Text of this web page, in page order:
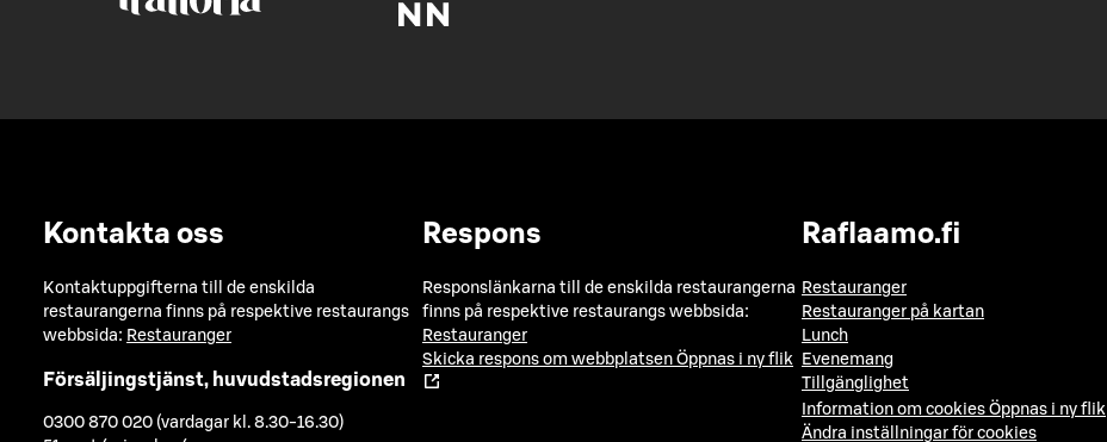
Kontakta oss
Kontaktuppgifterna till de enskilda
restaurangerna finns på respektive restaurangs
webbsida: Restauranger
Försäljingstjänst, huvudstadsregionen
0300 870 020 (vardagar kl. 8.30-16.30)
Respons
Responslänkarna till de enskilda restaurangerna
finns på respektive restaurangs webbsida:
Restauranger
Skicka respons om webbplatsen Öppnas i ny flik
Raflaamo.fi
Restauranger
Restauranger på kartan
Lunch
Evenemang
Tillgänglighet
Information om cookies Öppnas i ny flik
Ändra inställningar för cookies